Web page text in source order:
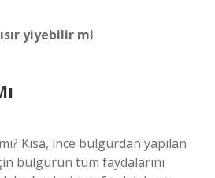
yiyebilir mi
Kısa, ince bulgurdan yapılan
bulgurun tüm faydalarını